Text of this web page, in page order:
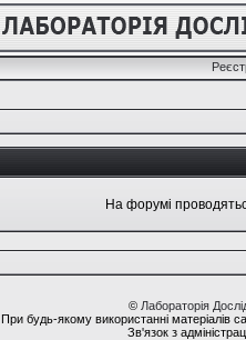
На форумі
© Лабораторія
При будь-якому використанні матеріалів
Зв'язок з